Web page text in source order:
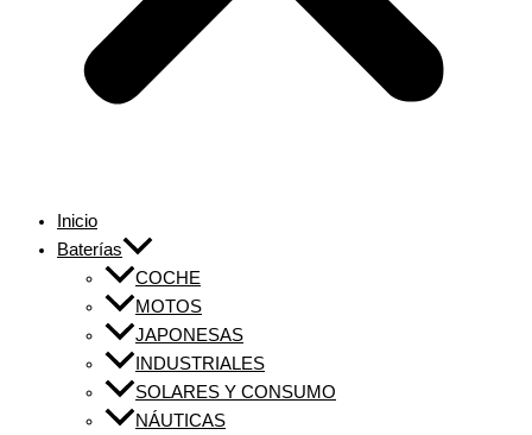
Inicio
Baterías
COCHE
MOTOS
JAPONESAS
INDUSTRIALES
SOLARES Y CONSUMO
NÁUTICAS